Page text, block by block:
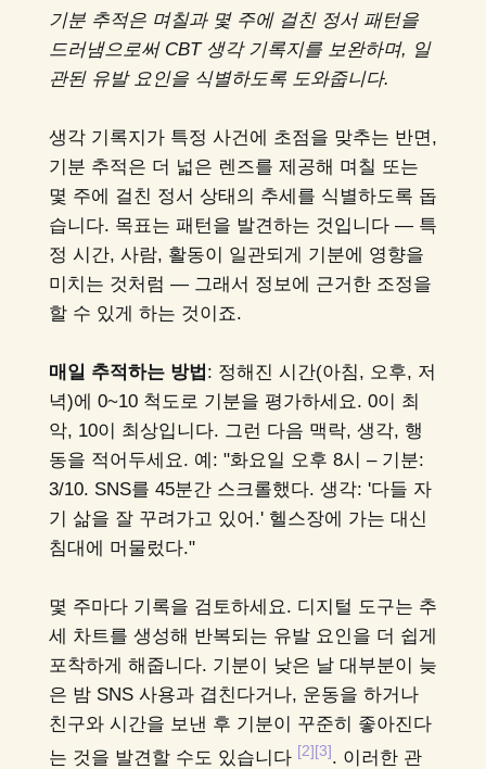
기분 추적은 며칠과 몇 주에 걸친 정서 패턴을
드러냄으로써 CBT 생각 기록지를 보완하며, 일
관된 유발 요인을 식별하도록 도와줍니다.
생각 기록지가 특정 사건에 초점을 맞추는 반면,
기분 추적은 더 넓은 렌즈를 제공해 며칠 또는
몇 주에 걸친 정서 상태의 추세를 식별하도록 돕
습니다. 목표는 패턴을 발견하는 것입니다 — 특
정 시간, 사람, 활동이 일관되게 기분에 영향을
미치는 것처럼 — 그래서 정보에 근거한 조정을
할 수 있게 하는 것이죠.
매일 추적하는 방법 : 정해진 시간(아침, 오후, 저
녁)에 0~10 척도로 기분을 평가하세요. 0이 최
악, 10이 최상입니다. 그런 다음 맥락, 생각, 행
동을 적어두세요. 예: "화요일 오후 8시 – 기분:
3/10. SNS를 45분간 스크롤했다. 생각: '다들 자
기 삶을 잘 꾸려가고 있어.' 헬스장에 가는 대신
침대에 머물렀다."
몇 주마다 기록을 검토하세요. 디지털 도구는 추
세 차트를 생성해 반복되는 유발 요인을 더 쉽게
포착하게 해줍니다. 기분이 낮은 날 대부분이 늦
은 밤 SNS 사용과 겹친다거나, 운동을 하거나
친구와 시간을 보낸 후 기분이 꾸준히 좋아진다
는 것을 발견할 수도 있습니다 [2][3]. 이러한 관